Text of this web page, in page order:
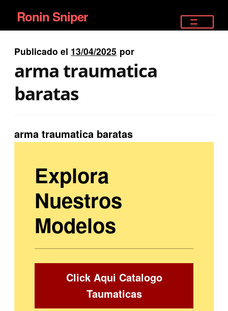
Ir
a
la
navegación
Ir
al
contenido
Ronin Sniper
SATELITALES
Publicado el 13/04/2025 por
arma traumatica
baratas
arma traumatica baratas
Explora
Nuestros
Modelos
Click Aqui Catalogo
Taumaticas